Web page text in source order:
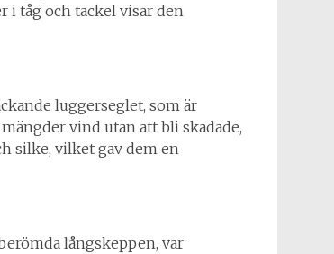
i tåg och tackel visar den
luggerseglet, som är
vind utan att bli skadade,
silke, vilket gav dem en
långskeppen, var